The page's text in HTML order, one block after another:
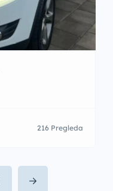
216 Pregleda